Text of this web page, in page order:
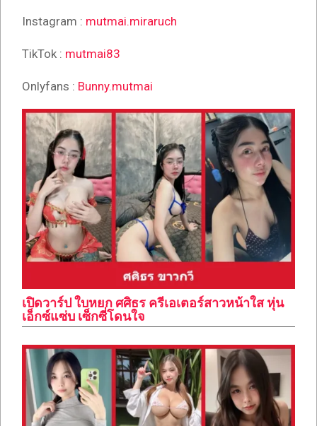
Instagram : mutmai.miraruch
TikTok : mutmai83
Onlyfans : Bunny.mutmai
เปิดวาร์ป ใบหยก ศศิธร ครีเอเตอร์สาวหน้าใส หุ่น
เอ็กซ์แซ่บ เซ็กซี่โดนใจ